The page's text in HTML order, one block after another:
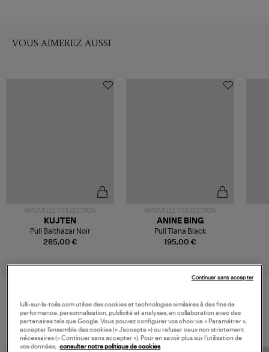
VOUS AIMEREZ AUSSI
NOUVELLE COLLECTION
285,00 €
KUJTEN
Pull Balthazar Noir
NOUVELLE COLLECTION
195,00 €
ANINE BING
Pull Tiana Black
VOS DERNIERS PRODUITS VUS
lulli-sur-la-toile.com utilise des cookies et technologies similaires à des fins de
performance, personnalisation, publicité et analyses, en collaboration avec des
partenaires tels que Google. Vous pouvez configurer vos choix via « Paramétrer »,
accepter l’ensemble des cookies (« J’accepte ») ou refuser ceux non strictement
nécessaires (« Continuer sans accepter »). Pour en savoir plus sur l’utilisation de
vos données, consulter notre politique de cookies
Continuer sans accepter